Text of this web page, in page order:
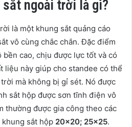
ngoài trời là gì?
là một khung sắt quảng cáo
vô cùng chắc chắn. Đặc điểm
bền cao, chịu được lực tốt và có
liệu này giúp cho standee có thể
mà không bị gỉ sét. Nó được
sắt hộp được sơn tĩnh điện vô
thường được gia công theo các
sắt hộp 20×20; 25×25.